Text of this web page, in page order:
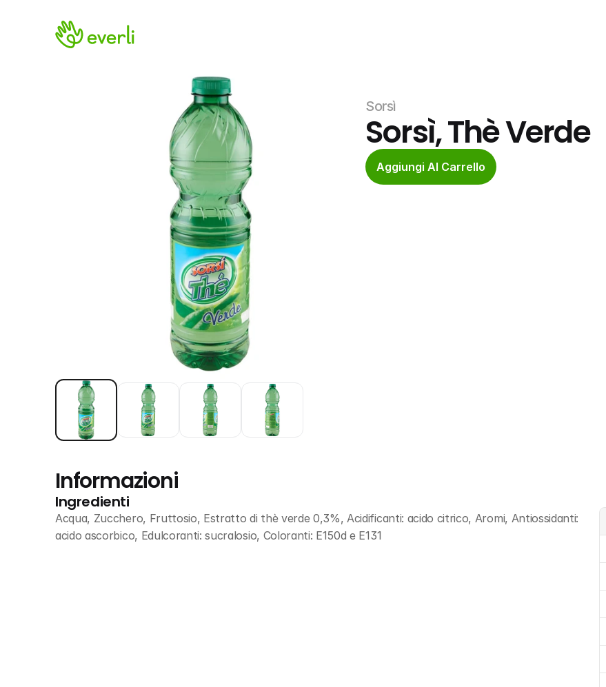
Sorsì
Sorsì, Thè Verde
Aggiungi Al Carrello
Informazioni
Ingredienti
Acqua, Zucchero, Fruttosio, Estratto di thè verde 0,3%, Acidificanti: acido citrico, Aromi, Antiossidanti:
acido ascorbico, Edulcoranti: sucralosio, Coloranti: E150d e E131